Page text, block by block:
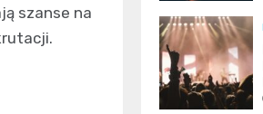
szanse na